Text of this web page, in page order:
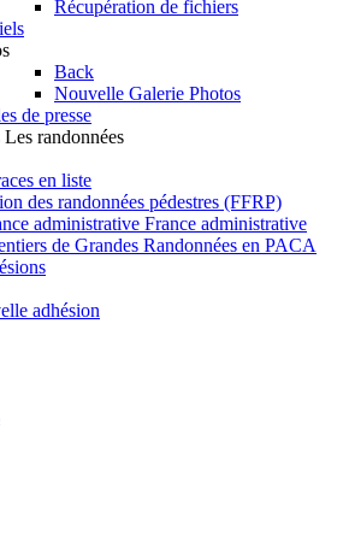
Récupération de fichiers
Back
Nouvelle Galerie Photos
de presse
Les randonnées
en liste
des randonnées pédestres (FFRP)
France administrative
de Grandes Randonnées en PACA
adhésion